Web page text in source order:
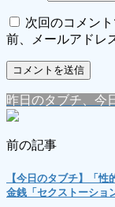
次回のコメン
前、メールアドレ
昨日のタブチ、今
前の記事
【今日のタブチ】「
金銭「セクストーショ